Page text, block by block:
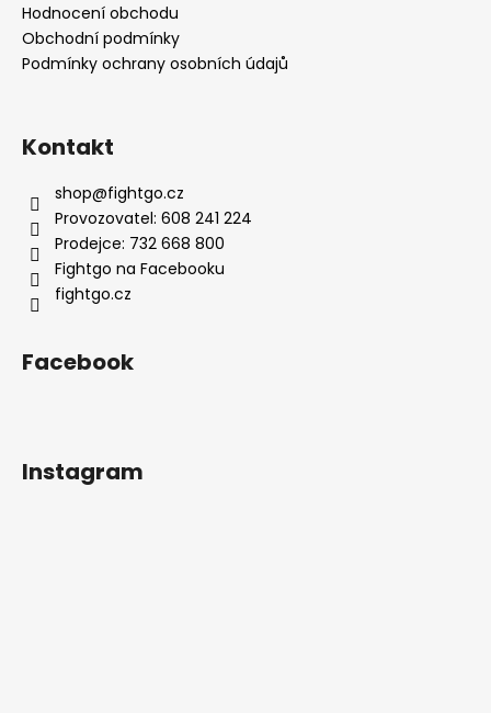
Hodnocení obchodu
Obchodní podmínky
Podmínky ochrany osobních údajů
Kontakt
shop@fightgo.cz
Provozovatel: 608 241 224
Prodejce: 732 668 800
Fightgo na Facebooku
fightgo.cz
Facebook
Instagram